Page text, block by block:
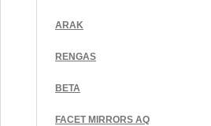
ARAK
RENGAS
BETA
FACET MIRRORS AQ